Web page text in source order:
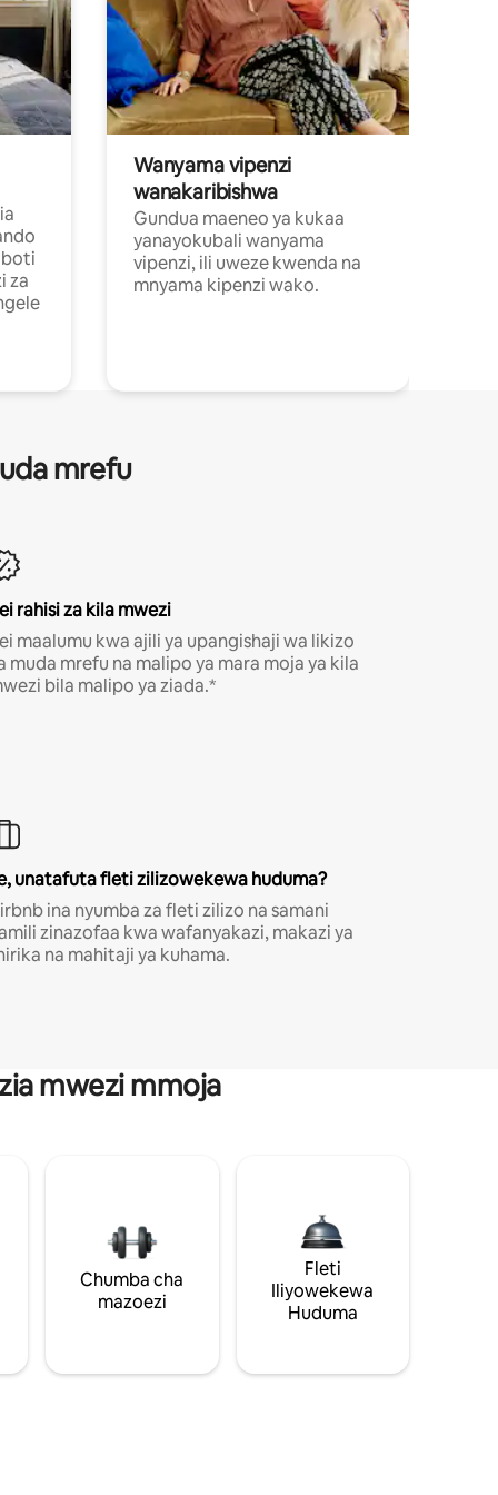
boti
za
Wanyama vipenzi
wanakaribishwa
Gundua maeneo ya kukaa
yanayokubali wanyama
vipenzi, ili uweze kwenda na
mnyama kipenzi wako.
mrefu
rahisi za kila mwezi
maalumu kwa ajili ya upangishaji wa likizo
muda mrefu na malipo ya mara moja ya kila
bila malipo ya ziada.*
unatafuta fleti zilizowekewa huduma?
ina nyumba za fleti zilizo na samani
zinazofaa kwa wafanyakazi, makazi ya
na mahitaji ya kuhama.
mwezi mmoja
Chumba cha
mazoezi
Fleti
Iliyowekewa
Huduma